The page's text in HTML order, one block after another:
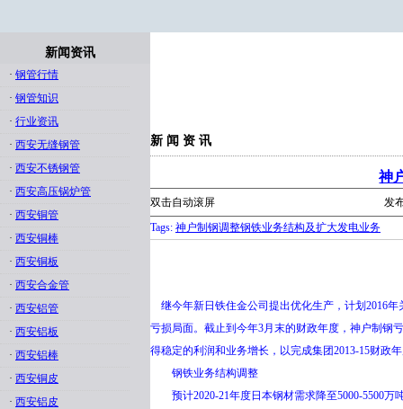
新闻资讯
· 钢管行情
· 钢管知识
· 行业资讯
· 西安无缝钢管
· 西安不锈钢管
· 西安高压锅炉管
· 西安铜管
· 西安铜棒
· 西安铜板
· 西安合金管
· 西安铝管
· 西安铝板
· 西安铝棒
· 西安铜皮
· 西安铝皮
新 闻 资 讯
神
双击自动滚屏
发
Tags: 神户制钢调整钢铁业务结构及扩大发电业务
继今年新日铁住金公司提出优化生产，计划2016
亏损局面。截止到今年3月末的财政年度，神户制钢
得稳定的利润和业务增长，以完成集团2013-15财政
钢铁业务结构调整
预计2020-21年度日本钢材需求降至5000-5500万